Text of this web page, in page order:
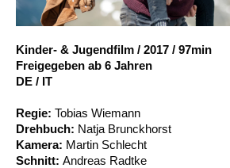
Account
Kinder- & Jugendfilm / 2017 / 97min
Freigegeben ab 6 Jahren
DE / IT
Regie: Tobias Wiemann
Drehbuch: Natja Brunckhorst
Kamera: Martin Schlecht
Schnitt: Andreas Radtke